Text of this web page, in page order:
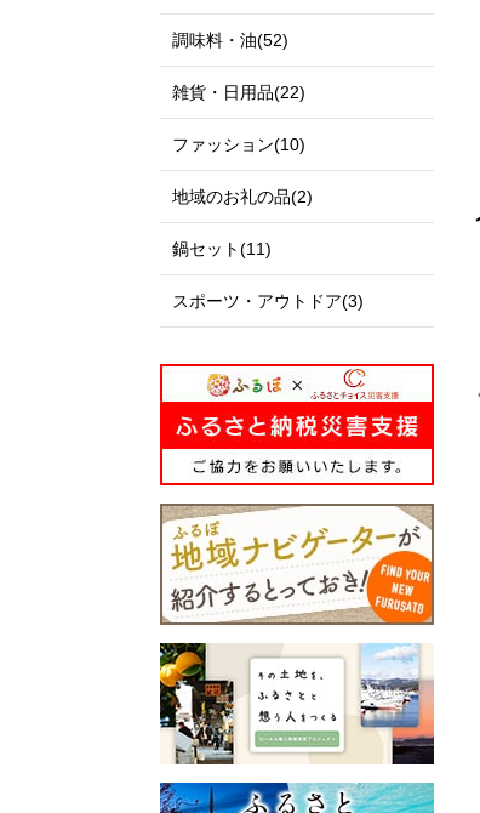
私たちのまち北栄町は、鳥
口約14,000人の町です。
松の景色が美しい北条砂丘
を望む黒ぼく地帯の丘陵地
この豊かな自然環境を生か
な魅力ある農産物が生み出
また、漫画「名探偵コナ
ン」の作者である青山剛昌
氏の出身地であり、駅構内
に「名探偵コナン」の装飾
が施されたコナン駅（JR由
良駅）や青山氏の思い出の
所蔵物や作品が展示された
青山剛昌ふるさと館をはじ
と館までの約1.4kmを「コナ
ン通り」と名付け、キャラ
クターのブロンズ像やカラ
ーオブジェが点在するなど
「名探偵コナンに会えるま
ち」づくりを進めていま
出雲市は、「神話の國出
とともに、出雲大社、荒神
歴史・文化遺産と、日本
豊かな自然に恵まれた地域
出雲、笑顔の絶えない出
雲」をモットーに、全国に
誇りが持てる故郷づくりを
展開しています。
出雲市では、出雲市の発展
を願う郷土出身の方々や、
出雲市に心を寄せていただ
く全国のみなさまから、広
く寄附を募っています。
いただいたご寄附は「日本
の心のふるさと出雲応援基
金」に積み立て、次年度以
づき、出雲の観光や産業、
福祉、教育、環境など幅広
い分野の事業に活用させて
いただきます。
このふるさと寄附をきっか
けに、全国のみなさまとた
【シックスセンシズ 京
都】ホテル宿泊ギフト券5
万円分×6枚セット(ホテル
の宿泊、レストラン等で使
用可)［ 京都 東山 源氏物
語の世界観 庭園 隠れ家 ホ
テル 宿泊 ギフト券 割引
券 割引 チケット 宿泊
券 人気 おすすめ ホテ
ル 宿泊 旅行 観光 グル
メ ふるさと納税 ］
1,000,000 円
A-VR07
【京都市】JTBふるさと旅
行クーポン（Eメール発
行）（300,000円分）［ 京
都 旅行券 クーポン JTB 旅
行クーポン Eメール発
行 クーポン 旅行 ギフ
ト 宿泊券 ホテル 旅館 宿
泊 観光 グルメ 人気 おす
すめ ふるさと納税 ］
参考寄附額:
1,000,000
管理番号:
JTBW300T
近畿地方
京都府 京都市
調味料・油(52)
雑貨・日用品(22)
ファッション(10)
地域のお礼の品(2)
鍋セット(11)
スポーツ・アウトドア(3)